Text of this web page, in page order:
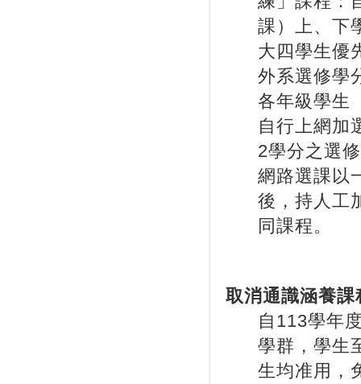
課）上、下
大四學生優
外系選修學
各年級學生
自行上網加
2學分之選
網路選課以
後，持人工
同課程。
取消通識涵養
自113學年
學群，學生
生均准用，